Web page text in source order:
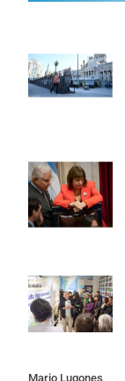
Mario Lugones